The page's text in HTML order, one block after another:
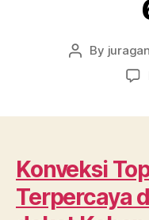
Post
By
Konveksi
Terpercaya